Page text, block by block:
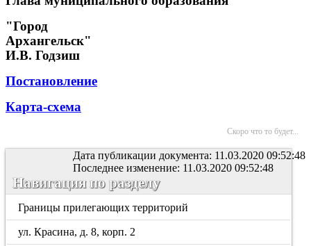
"Город
Архангельск"
И.В. Годзиш
Постановление
Карта-схема
Скоро что то будет...
Дата публикации документа: 11.03.2020 09:52:48
Последнее изменение: 11.03.2020 09:52:48
Навигация по разделу
Границы прилегающих территорий
ул. Красина, д. 8, корп. 2